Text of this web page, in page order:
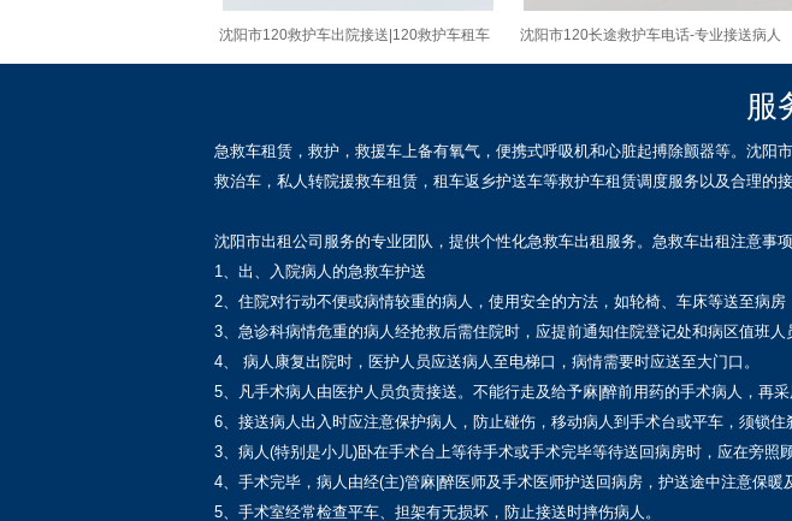
沈阳市120救护车出院接送|120救护车租车
服务
沈阳市120长途救护车电话-专业接送病人
救护车
服
急救车租赁，救护，救援车上备有氧气，便携式呼吸机和心脏起搏除颤器等。沈
救治车，私人转院援救车租赁，租车返乡护送车等救护车租赁调度服务以及合理的接
沈阳市出租公司服务的专业团队，提供个性化急救车出租服务。急救车出租注意事
1、出、入院病人的急救车护送
2、住院对行动不便或病情较重的病人，使用安全的方法，如轮椅、车床等送至病房
3、急诊科病情危重的病人经抢救后需住院时，应提前通知住院登记处和病区值班人
4、 病人康复出院时，医护人员应送病人至电梯口，病情需要时应送至大门口。
5、凡手术病人由医护人员负责接送。不能行走及给予麻|醉前用药的手术病人，再
6、接送病人出入时应注意保护病人，防止碰伤，移动病人到手术台或平车，须锁
3、病人(特别是小儿)卧在手术台上等待手术或手术完毕等待送回病房时，应在旁照
4、手术完毕，病人由经(主)管麻|醉医师及手术医师护送回病房，护送途中注意保暖
5、手术室经常检查平车、担架有无损坏，防止接送时摔伤病人。